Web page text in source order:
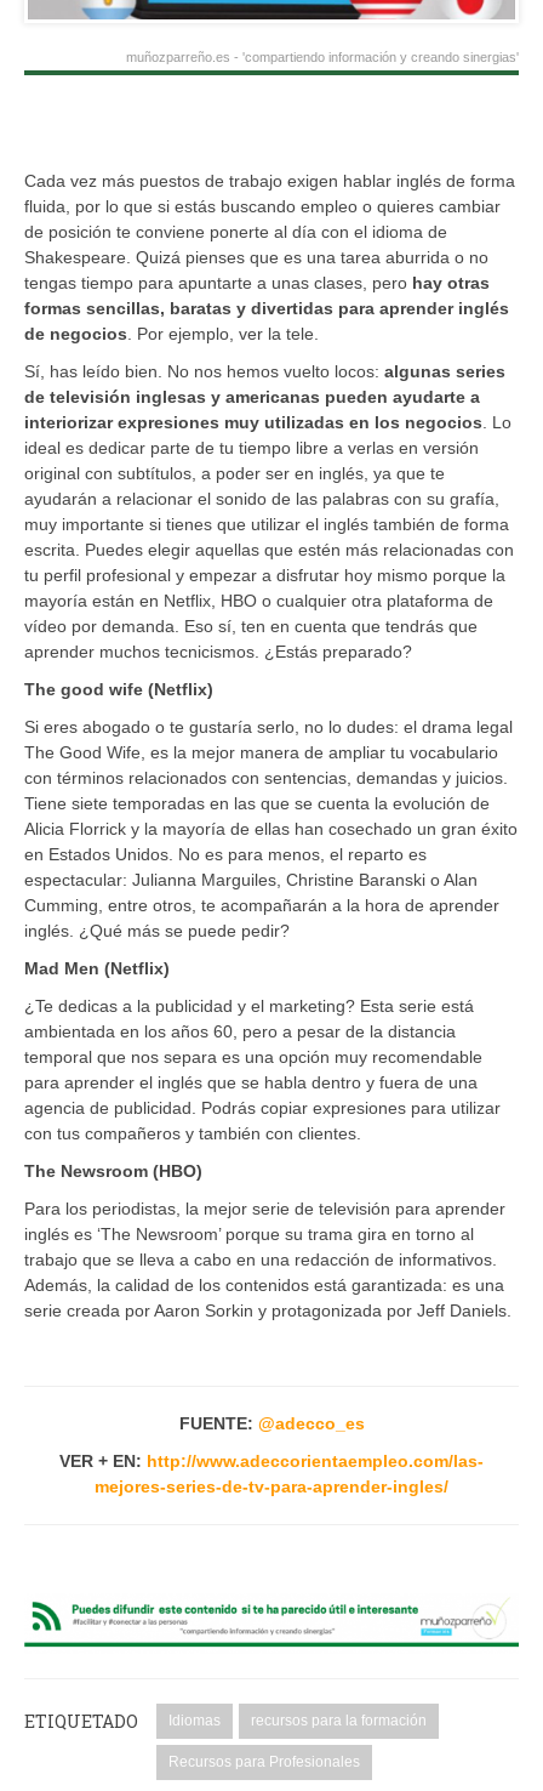
muñozparreño.es - 'compartiendo información y creando sinergias'
Cada vez más puestos de trabajo exigen hablar inglés de forma
fluida, por lo que si estás buscando empleo o quieres cambiar
de posición te conviene ponerte al día con el idioma de
Shakespeare. Quizá pienses que es una tarea aburrida o no
tengas tiempo para apuntarte a unas clases, pero hay otras
formas sencillas, baratas y divertidas para aprender inglés
de negocios . Por ejemplo, ver la tele.
Sí, has leído bien. No nos hemos vuelto locos: algunas series
de televisión inglesas y americanas pueden ayudarte a
interiorizar expresiones muy utilizadas en los negocios . Lo
ideal es dedicar parte de tu tiempo libre a verlas en versión
original con subtítulos, a poder ser en inglés, ya que te
ayudarán a relacionar el sonido de las palabras con su grafía,
muy importante si tienes que utilizar el inglés también de forma
escrita. Puedes elegir aquellas que estén más relacionadas con
tu perfil profesional y empezar a disfrutar hoy mismo porque la
mayoría están en Netflix, HBO o cualquier otra plataforma de
vídeo por demanda. Eso sí, ten en cuenta que tendrás que
aprender muchos tecnicismos. ¿Estás preparado?
The good wife (Netflix)
Si eres abogado o te gustaría serlo, no lo dudes: el drama legal
The Good Wife, es la mejor manera de ampliar tu vocabulario
con términos relacionados con sentencias, demandas y juicios.
Tiene siete temporadas en las que se cuenta la evolución de
Alicia Florrick y la mayoría de ellas han cosechado un gran éxito
en Estados Unidos. No es para menos, el reparto es
espectacular: Julianna Marguiles, Christine Baranski o Alan
Cumming, entre otros, te acompañarán a la hora de aprender
inglés. ¿Qué más se puede pedir?
Mad Men (Netflix)
¿Te dedicas a la publicidad y el marketing? Esta serie está
ambientada en los años 60, pero a pesar de la distancia
temporal que nos separa es una opción muy recomendable
para aprender el inglés que se habla dentro y fuera de una
agencia de publicidad. Podrás copiar expresiones para utilizar
con tus compañeros y también con clientes.
The Newsroom (HBO)
Para los periodistas, la mejor serie de televisión para aprender
inglés es ‘The Newsroom’ porque su trama gira en torno al
trabajo que se lleva a cabo en una redacción de informativos.
Además, la calidad de los contenidos está garantizada: es una
serie creada por Aaron Sorkin y protagonizada por Jeff Daniels.
FUENTE: @adecco_es
VER + EN: http://www.adeccorientaempleo.com/las-
mejores-series-de-tv-para-aprender-ingles/
ETIQUETADO Idiomas recursos para la formación
Recursos para Profesionales